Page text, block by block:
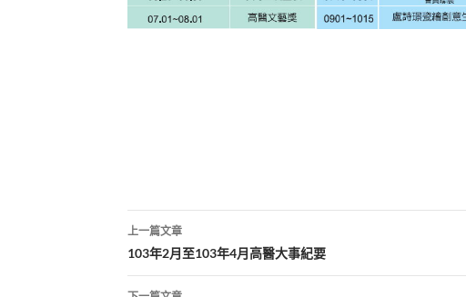
文
章
導
上一篇文章
103年2月至103年4月高醫大事紀要